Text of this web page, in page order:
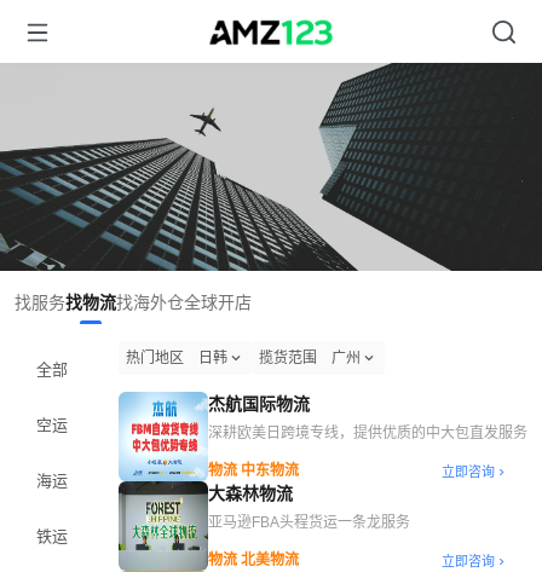
找服务找物流找海外仓全球开店
全部
空运
海运
铁运
热门地区 日韩 揽货范围 广州
杰航国际物流
深耕欧美日跨境专线，提供优质的中大包直发服务
物流 中东物流 立即咨询
大森林物流
亚马逊FBA头程货运一条龙服务
物流 北美物流 立即咨询